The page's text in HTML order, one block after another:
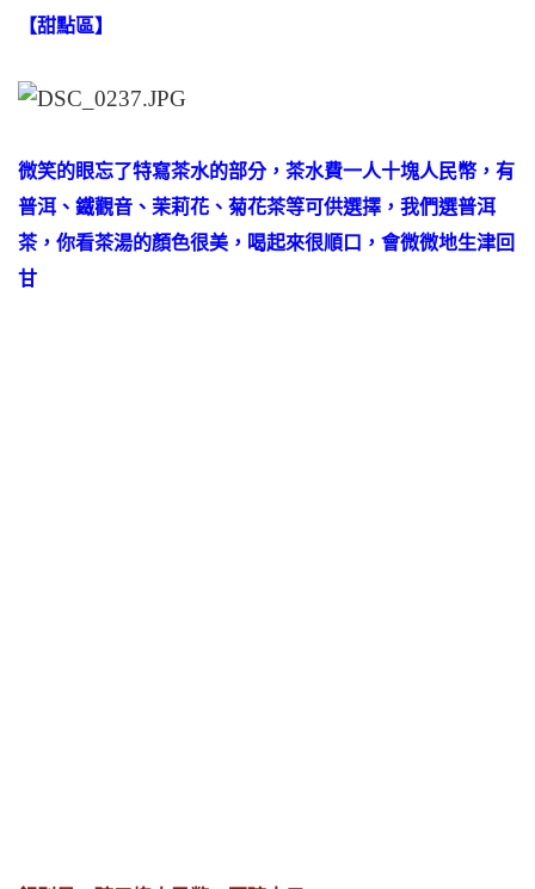
【甜點區】
微笑的眼忘了特寫茶水的部分，茶水費一人十塊人民幣，有
普洱、鐵觀音、茉莉花、菊花茶等可供選擇，我們選普洱
茶，你看茶湯的顏色很美，喝起來很順口，會微微地生津回
甘